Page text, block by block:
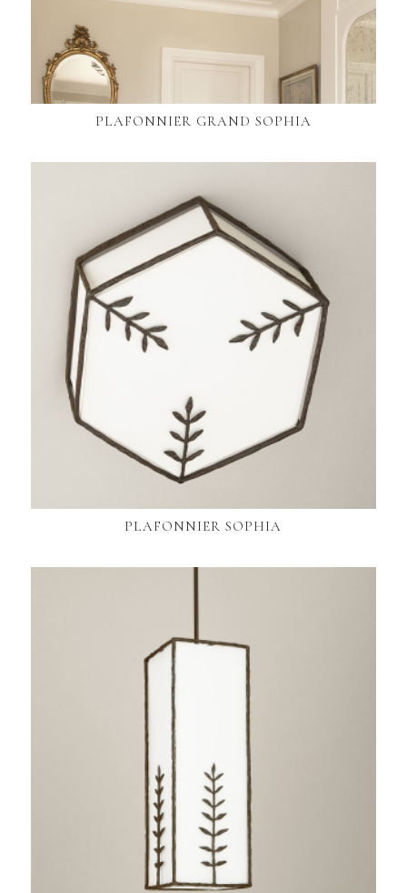
PLAFONNIER GRAND SOPHIA
PLAFONNIER SOPHIA